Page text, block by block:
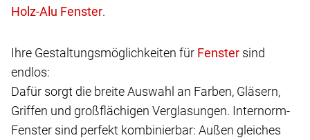
.
Ihre Gestaltungsmöglichkeiten für
sind
endlos:
Dafür sorgt die breite Auswahl an Farben, Gläsern,
Griffen und großflächigen Verglasungen. Internorm-
Fenster sind perfekt kombinierbar: Außen gleiches